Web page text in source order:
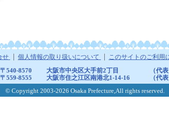
せ 個人情報の取り扱いについて このサイトのご利用
〒540-8570 大阪市中央区大手前2丁目
（代
〒559-8555 大阪市住之江区南港北1-14-16
（代
© Copyright 2003-2026 Osaka Prefecture,All rights reserved.